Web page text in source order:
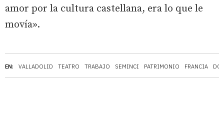
EN: VALLADOLID TEATRO TRABAJO SEMINCI PATRIMONIO FRANCIA
amor por la cultura castellana, era lo que le
movía».